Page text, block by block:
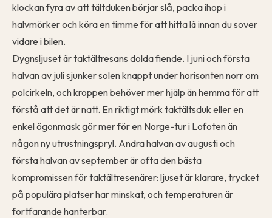
klockan fyra av att tältduken börjar slå, packa ihop i
halvmörker och köra en timme för att hitta lä innan du sover
vidare i bilen.
Dygnsljuset är taktältresans dolda fiende. I juni och första
halvan av juli sjunker solen knappt under horisonten norr om
polcirkeln, och kroppen behöver mer hjälp än hemma för att
förstå att det är natt. En riktigt mörk taktältsduk eller en
enkel ögonmask gör mer för en Norge-tur i Lofoten än
någon ny utrustningspryl. Andra halvan av augusti och
första halvan av september är ofta den bästa
kompromissen för taktältresenärer: ljuset är klarare, trycket
på populära platser har minskat, och temperaturen är
fortfarande hanterbar.